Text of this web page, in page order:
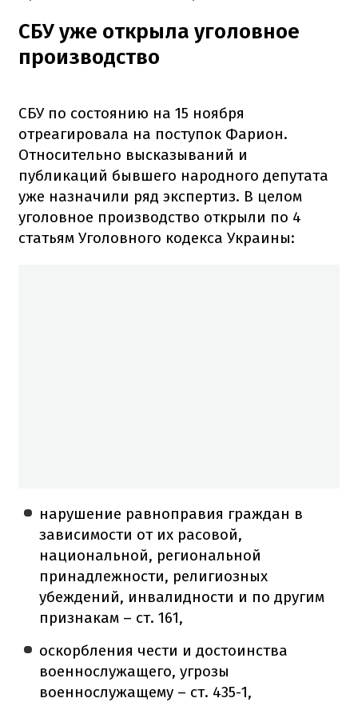
СБУ уже открыла уголовное
производство
СБУ по состоянию на 15 ноября
отреагировала на поступок Фарион.
Относительно высказываний и
публикаций бывшего народного депутата
уже назначили ряд экспертиз. В целом
уголовное производство открыли по 4
статьям Уголовного кодекса Украины:
нарушение равноправия граждан в
зависимости от их расовой,
национальной, региональной
принадлежности, религиозных
убеждений, инвалидности и по другим
признакам – ст. 161,
оскорбления чести и достоинства
военнослужащего, угрозы
военнослужащему – ст. 435-1,